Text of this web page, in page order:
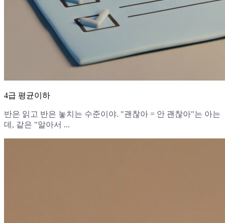
4급 평균이하
반은 읽고 반은 놓치는 수준이야. "괜찮아 = 안 괜찮아"는 아는
데, 같은 "알아서 ...